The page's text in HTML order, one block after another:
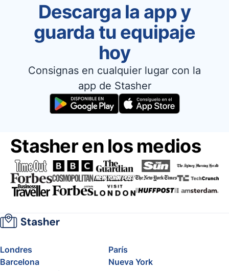
Descarga la app y
guarda tu equipaje
hoy
Consignas en cualquier lugar con la
app de Stasher
Stasher en los medios
Londres
París
Barcelona
Nueva York